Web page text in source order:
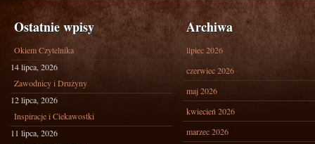
Ostatnie wpisy
Okiem Czytelnika
14 lipca, 2026
Zawodnicy i Drużyny
12 lipca, 2026
Inspiracje i Ciekawostki
11 lipca, 2026
Archiwa
lipiec 2026
czerwiec 2026
maj 2026
kwiecień 2026
marzec 2026